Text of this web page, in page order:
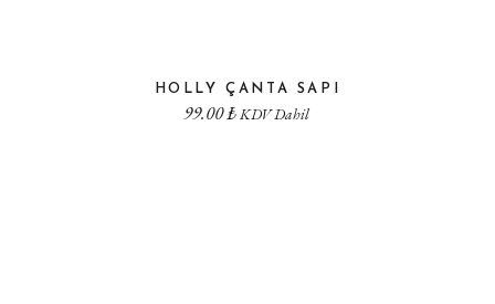
HOLLY ÇANTA SAPI
99.00₺KDV Dahil